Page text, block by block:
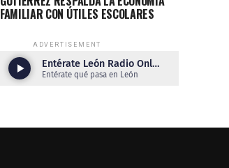
FAMILIAR CON ÚTILES ESCOLARES
ADVERTISEMENT